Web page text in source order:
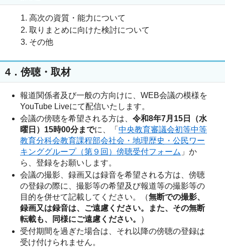
高次の資質・能力について
取りまとめに向けた検討について
その他
4．傍聴・取材
報道関係者及び一般の方向けに、WEB会議の模様を
YouTube Liveにて配信いたします。
会議の傍聴を希望される方は、 令和8年7月15日（水
曜日）15時00分までに、「 中央教育審議会初等中等
教育分科会教育課程部会社会・地理歴史・公民ワー
キンググループ（第９回）傍聴受付フォーム 」か
ら、登録をお願いします。
会議の撮影、録画又は録音を希望される方は、傍聴
の登録の際に、撮影等の希望及び報道等の撮影等の
目的を併せて記載してください。（無断での撮影、
録画又は録音は、ご遠慮ください。また、その無断
転載も、同様にご遠慮ください。
）
受付期間を過ぎた場合は、それ以降の傍聴の登録は
受け付けられません。